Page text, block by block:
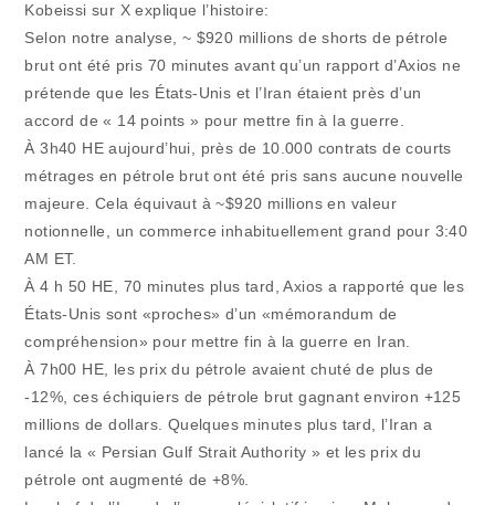
Kobeissi sur X explique l’histoire:
Selon notre analyse, ~ $920 millions de shorts de pétrole
brut ont été pris 70 minutes avant qu’un rapport d’Axios ne
prétende que les États-Unis et l’Iran étaient près d’un
accord de « 14 points » pour mettre fin à la guerre.
À 3h40 HE aujourd’hui, près de 10.000 contrats de courts
métrages en pétrole brut ont été pris sans aucune nouvelle
majeure. Cela équivaut à ~$920 millions en valeur
notionnelle, un commerce inhabituellement grand pour 3:40
AM ET.
À 4 h 50 HE, 70 minutes plus tard, Axios a rapporté que les
États-Unis sont «proches» d’un «mémorandum de
compréhension» pour mettre fin à la guerre en Iran.
À 7h00 HE, les prix du pétrole avaient chuté de plus de
-12%, ces échiquiers de pétrole brut gagnant environ +125
millions de dollars. Quelques minutes plus tard, l’Iran a
lancé la « Persian Gulf Strait Authority » et les prix du
pétrole ont augmenté de +8%.